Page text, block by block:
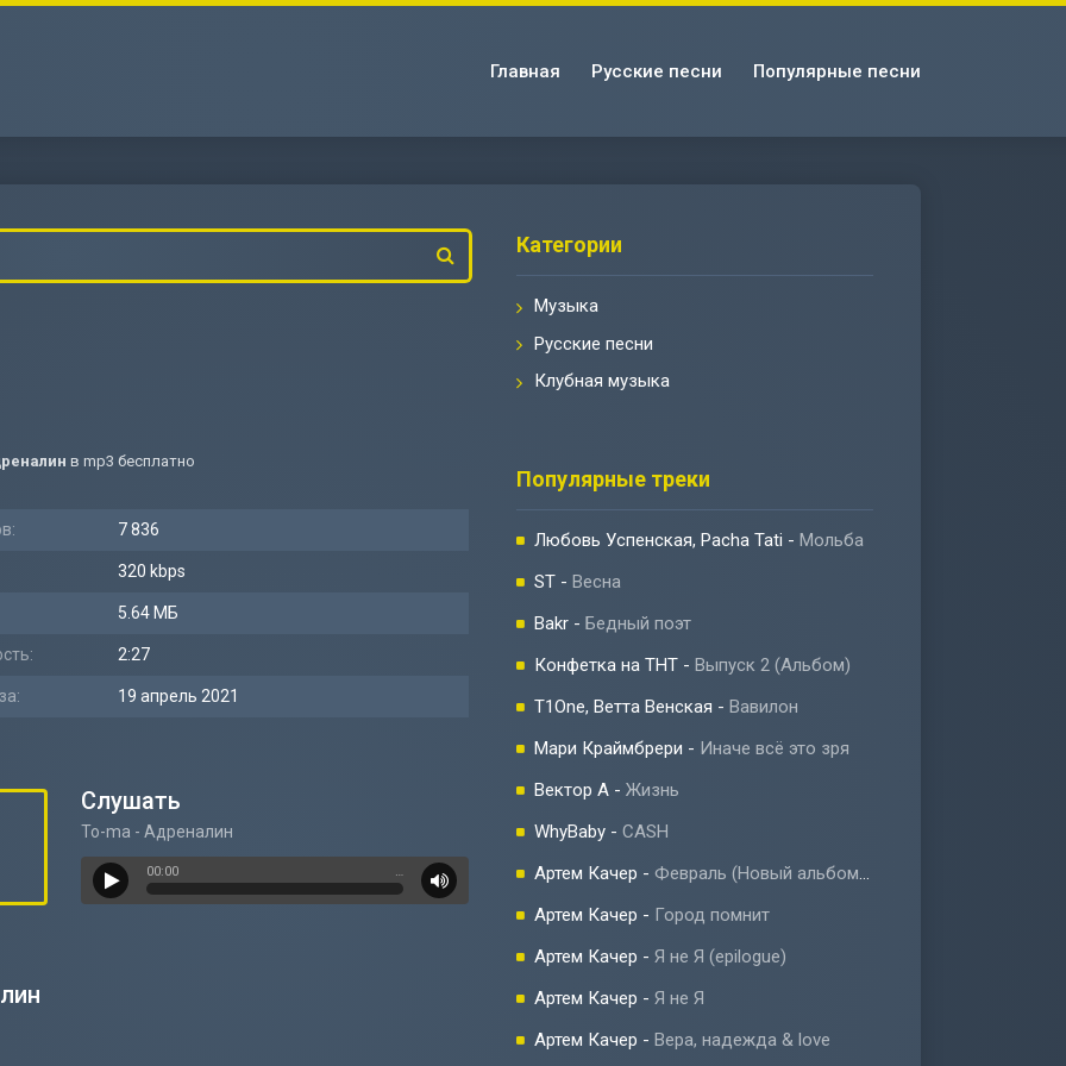
Главная Русские песни Популярные песни
в mp3 бесплатно
7 836
320 kbps
5.64 МБ
2:27
19 апрель 2021
Слушать
To-ma - Адреналин
00:00 …
Категории
Музыка
Русские песни
Клубная музыка
Популярные треки
Любовь Успенская, Pacha Tati - Мольба
ST - Весна
Bakr - Бедный поэт
Конфетка на ТНТ - Выпуск 2 (Альбом)
T1One, Ветта Венская - Вавилон
Мари Краймбрери - Иначе всё это зря
Вектор А - Жизнь
WhyBaby - CASH
Артем Качер - Февраль (Новый альбом 2023)
Артем Качер - Город помнит
Артем Качер - Я не Я (epilogue)
Артем Качер - Я не Я
Артем Качер - Вера, надежда & love